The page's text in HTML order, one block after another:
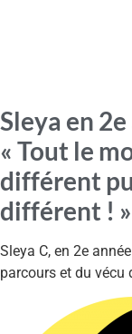
Sleya en
« Tout le
différent
différent ! »
Sleya C, en 2e
parcours et du vécu